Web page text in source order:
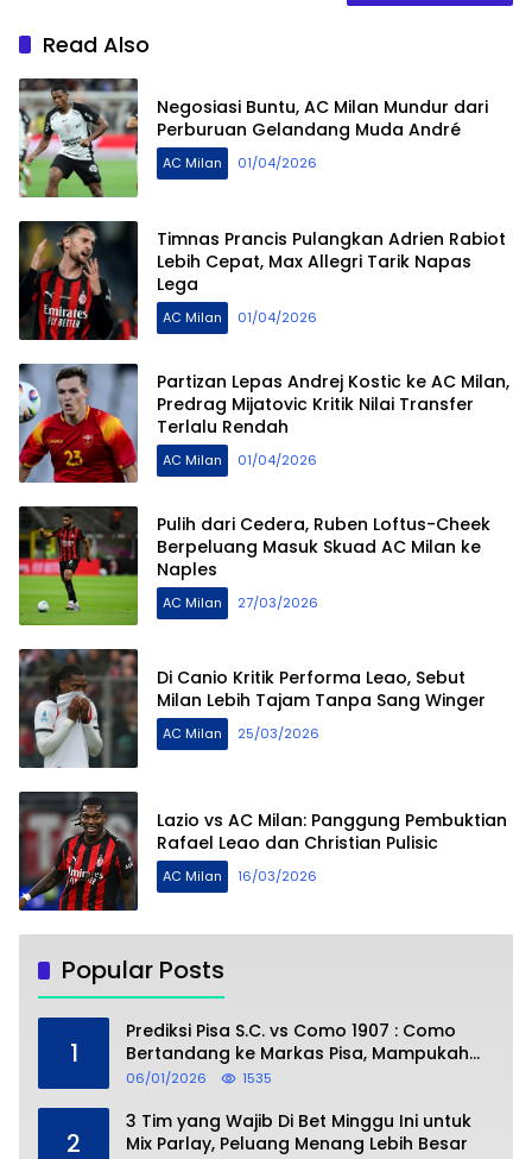
Read Also
Negosiasi Buntu, AC Milan Mundur dari
Perburuan Gelandang Muda André
AC Milan 01/04/2026
Timnas Prancis Pulangkan Adrien Rabiot
Lebih Cepat, Max Allegri Tarik Napas
Lega
AC Milan 01/04/2026
Partizan Lepas Andrej Kostic ke AC Milan,
Predrag Mijatovic Kritik Nilai Transfer
Terlalu Rendah
AC Milan 01/04/2026
Pulih dari Cedera, Ruben Loftus-Cheek
Berpeluang Masuk Skuad AC Milan ke
Naples
AC Milan 27/03/2026
Di Canio Kritik Performa Leao, Sebut
Milan Lebih Tajam Tanpa Sang Winger
AC Milan 25/03/2026
Lazio vs AC Milan: Panggung Pembuktian
Rafael Leao dan Christian Pulisic
AC Milan 16/03/2026
Popular Posts
1
Prediksi Pisa S.C. vs Como 1907 : Como
Bertandang ke Markas Pisa, Mampukah
Asuhan Cesc Fàbregas Mencuri Poin?
06/01/2026 1535
2
3 Tim yang Wajib Di Bet Minggu Ini untuk
Mix Parlay, Peluang Menang Lebih Besar